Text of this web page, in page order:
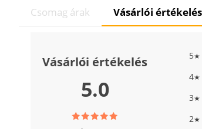
Csomag árak Vásárlói
Vásárlói értékelés
5.0
5★
4★
3★
2★